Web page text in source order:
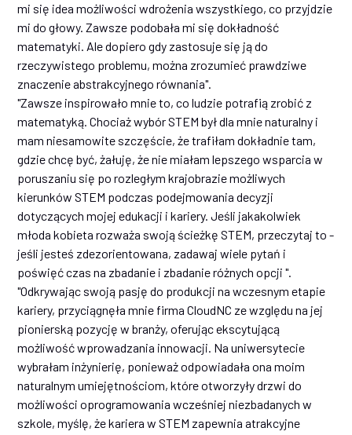
mi się idea możliwości wdrożenia wszystkiego, co przyjdzie
mi do głowy. Zawsze podobała mi się dokładność
matematyki. Ale dopiero gdy zastosuje się ją do
rzeczywistego problemu, można zrozumieć prawdziwe
znaczenie abstrakcyjnego równania".
"Zawsze inspirowało mnie to, co ludzie potrafią zrobić z
matematyką. Chociaż wybór STEM był dla mnie naturalny i
mam niesamowite szczęście, że trafiłam dokładnie tam,
gdzie chcę być, żałuję, że nie miałam lepszego wsparcia w
poruszaniu się po rozległym krajobrazie możliwych
kierunków STEM podczas podejmowania decyzji
dotyczących mojej edukacji i kariery. Jeśli jakakolwiek
młoda kobieta rozważa swoją ścieżkę STEM, przeczytaj to -
jeśli jesteś zdezorientowana, zadawaj wiele pytań i
poświęć czas na zbadanie i zbadanie różnych opcji ".
"Odkrywając swoją pasję do produkcji na wczesnym etapie
kariery, przyciągnęła mnie firma CloudNC ze względu na jej
pionierską pozycję w branży, oferując ekscytującą
możliwość wprowadzania innowacji. Na uniwersytecie
wybrałam inżynierię, ponieważ odpowiadała ona moim
naturalnym umiejętnościom, które otworzyły drzwi do
możliwości oprogramowania wcześniej niezbadanych w
szkole, myślę, że kariera w STEM zapewnia atrakcyjne